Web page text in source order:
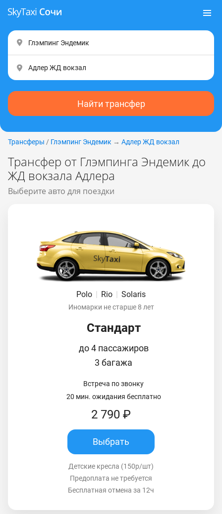
Найти трансфер
Трансферы / Глэмпинг Эндемик → Адлер ЖД вокзал
Трансфер от Глэмпинга Эндемик до
ЖД вокзала Адлера
Выберите авто для поездки
Polo | Rio | Solaris
Иномарки не старше 8 лет
Стандарт
до 4 пассажиров
3 багажа
Встреча по звонку
20 мин. ожидания бесплатно
2 790 ₽
Выбрать
Детские кресла (150р/шт)
Предоплата не требуется
Бесплатная отмена за 12ч